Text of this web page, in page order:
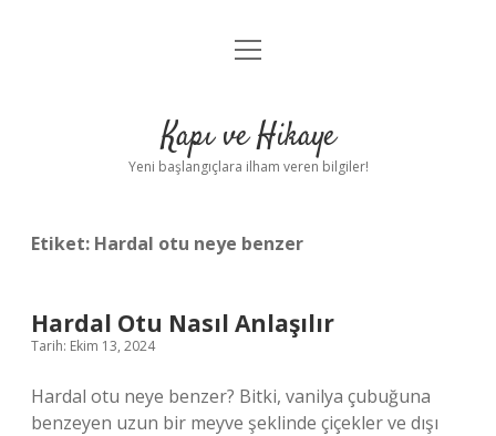
Anasayfa
Yasal Uyarı
menüyü
Kapı ve Hikaye
Yeni başlangıçlara ilham veren bilgiler!
Etiket: Hardal otu neye benzer
Hardal Otu Nasıl Anlaşılır
Tarih: Ekim 13, 2024
Hardal otu neye benzer? Bitki, vanilya çubuğuna
benzeyen uzun bir meyve şeklinde çiçekler ve dışı